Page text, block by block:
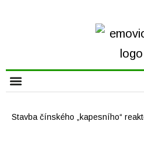
Offshore větrné elektrárny v USA